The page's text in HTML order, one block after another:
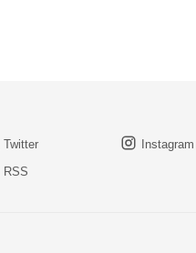
Twitter
Instagram
RSS